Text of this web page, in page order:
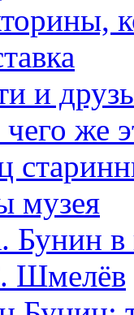
и
же
музея
в
Шмелёв